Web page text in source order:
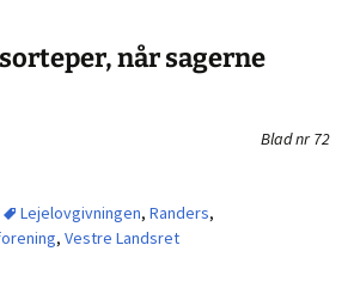
når sagerne
Blad nr 72
Lejelovgivningen, Randers,
, Vestre Landsret